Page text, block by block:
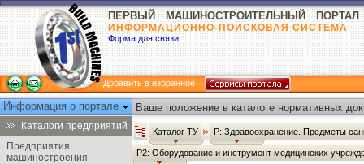
ПЕРВЫЙ МАШИНОСТРОИТЕЛЬНЫЙ ПОРТАЛ
ИНФОРМАЦИОННО-ПОИСКОВАЯ СИСТЕМА
Форма для связи
Добавить в избранное
Информация о портале
Каталоги предприятий
Предприятия
машиностроения
Ваше положение в каталоге нормативных
Каталог ТУ Р: Здравоохранение. Предметы
Р2: Оборудование и инструмент медицинских